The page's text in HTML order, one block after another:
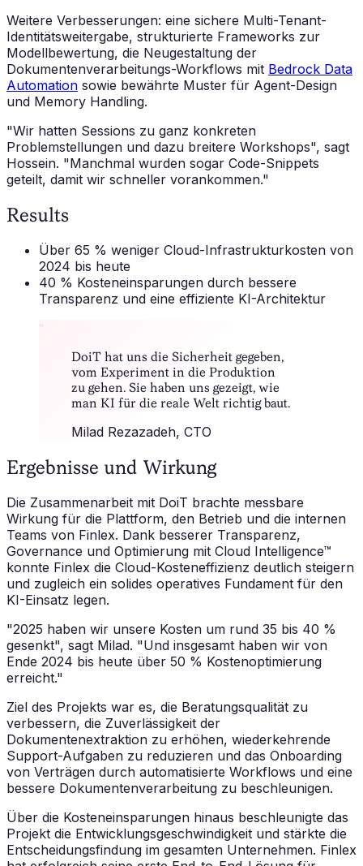
Weitere Verbesserungen: eine sichere Multi-Tenant-
Identitätsweitergabe, strukturierte Frameworks zur
Modellbewertung, die Neugestaltung der
Dokumentenverarbeitungs-Workflows mit Bedrock Data
Automation sowie bewährte Muster für Agent-Design
und Memory Handling.
"Wir hatten Sessions zu ganz konkreten
Problemstellungen und dazu breitere Workshops", sagt
Hossein. "Manchmal wurden sogar Code-Snippets
geteilt, damit wir schneller vorankommen."
Results
Über 65 % weniger Cloud-Infrastrukturkosten von
2024 bis heute
40 % Kosteneinsparungen durch bessere
Transparenz und eine effiziente KI-Architektur
“
DoiT hat uns die Sicherheit gegeben,
vom Experiment in die Produktion
zu gehen. Sie haben uns gezeigt, wie
man KI für die reale Welt richtig baut.
Milad Rezazadeh, CTO
Ergebnisse und Wirkung
Die Zusammenarbeit mit DoiT brachte messbare
Wirkung für die Plattform, den Betrieb und die internen
Teams von Finlex. Dank besserer Transparenz,
Governance und Optimierung mit Cloud Intelligence™
konnte Finlex die Cloud-Kosteneffizienz deutlich steigern
und zugleich ein solides operatives Fundament für den
KI-Einsatz legen.
"2025 haben wir unsere Kosten um rund 35 bis 40 %
gesenkt", sagt Milad. "Und insgesamt haben wir von
Ende 2024 bis heute über 50 % Kostenoptimierung
erreicht."
Ziel des Projekts war es, die Beratungsqualität zu
verbessern, die Zuverlässigkeit der
Dokumentenextraktion zu erhöhen, wiederkehrende
Support-Aufgaben zu reduzieren und das Onboarding
von Verträgen durch automatisierte Workflows und eine
bessere Dokumentenverarbeitung zu beschleunigen.
Über die Kosteneinsparungen hinaus beschleunigte das
Projekt die Entwicklungsgeschwindigkeit und stärkte die
Entscheidungsfindung im gesamten Unternehmen. Finlex